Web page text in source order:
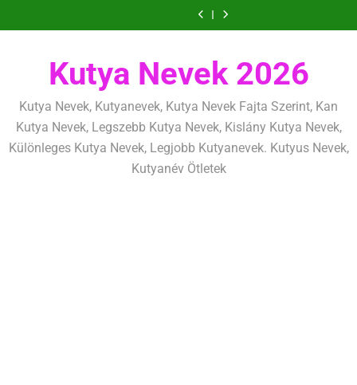
a
héten
kezdj
el
fizikailag
szeretettel,
amit
már
héten
kezdj
el
amik
egész
Kutya Nevek 2026
Kutya Nevek, Kutyanevek, Kutya Nevek Fajta Szerint, Kan
Kutya Nevek, Legszebb Kutya Nevek, Kislány Kutya Nevek,
Különleges Kutya Nevek, Legjobb Kutyanevek. Kutyus Nevek,
Kutyanév Ötletek